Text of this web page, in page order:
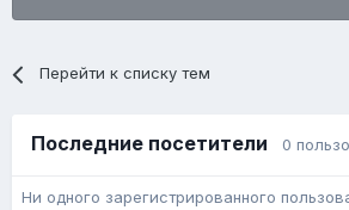
Перейти к списку тем
Последние посетители 0
Ни одного зарегистрированного